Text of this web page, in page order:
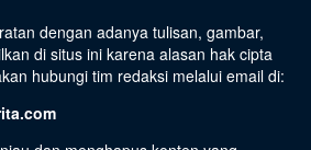
dengan adanya tulisan, gambar,
di situs ini karena alasan hak cipta
hubungi tim redaksi melalui email di: